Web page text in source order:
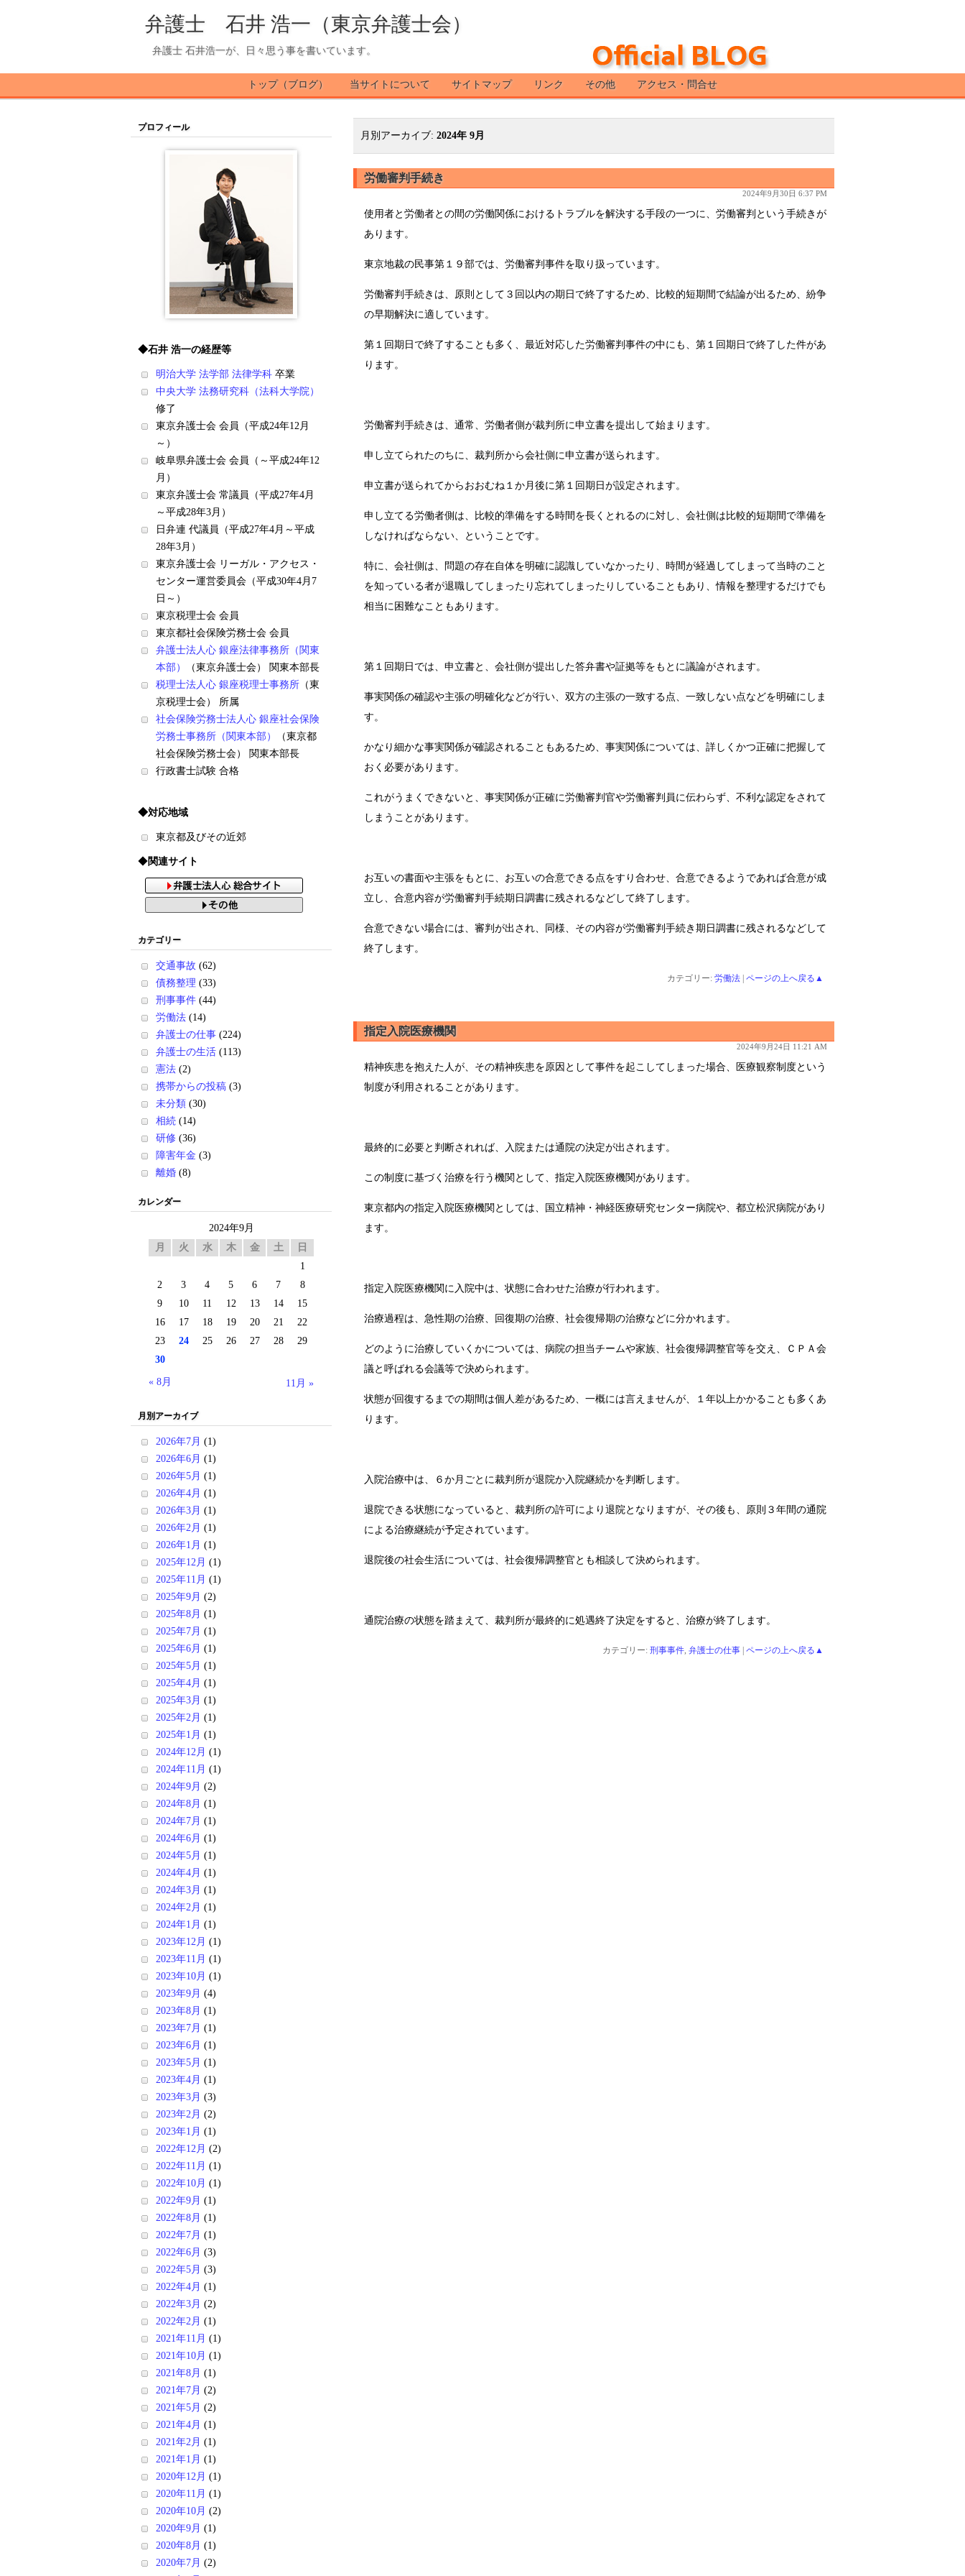
弁護士 石井 浩一（東京弁護士会）
弁護士 石井浩一が、日々思う事を書いています。
トップ（ブログ） 当サイトについて サイトマップ リンク その他 アクセス・問合せ
月別アーカイブ: 2024年 9月
労働審判手続き
2024年9月30日 6:37 PM
使用者と労働者との間の労働関係におけるトラブルを解決する手段の一つに、労働審判という手続きが
あります。
東京地裁の民事第１９部では、労働審判事件を取り扱っています。
労働審判手続きは、原則として３回以内の期日で終了するため、比較的短期間で結論が出るため、紛争
の早期解決に適しています。
第１回期日で終了することも多く、最近対応した労働審判事件の中にも、第１回期日で終了した件があ
ります。
労働審判手続きは、通常、労働者側が裁判所に申立書を提出して始まります。
申し立てられたのちに、裁判所から会社側に申立書が送られます。
申立書が送られてからおおむね１か月後に第１回期日が設定されます。
申し立てる労働者側は、比較的準備をする時間を長くとれるのに対し、会社側は比較的短期間で準備を
しなければならない、ということです。
特に、会社側は、問題の存在自体を明確に認識していなかったり、時間が経過してしまって当時のこと
を知っている者が退職してしまったり忘れてしまったりしていることもあり、情報を整理するだけでも
相当に困難なこともあります。
第１回期日では、申立書と、会社側が提出した答弁書や証拠等をもとに議論がされます。
事実関係の確認や主張の明確化などが行い、双方の主張の一致する点、一致しない点などを明確にしま
す。
かなり細かな事実関係が確認されることもあるため、事実関係については、詳しくかつ正確に把握して
おく必要があります。
これがうまくできないと、事実関係が正確に労働審判官や労働審判員に伝わらず、不利な認定をされて
しまうことがあります。
お互いの書面や主張をもとに、お互いの合意できる点をすり合わせ、合意できるようであれば合意が成
立し、合意内容が労働審判手続期日調書に残されるなどして終了します。
合意できない場合には、審判が出され、同様、その内容が労働審判手続き期日調書に残されるなどして
終了します。
カテゴリー: 労働法 ページの上へ戻る▲
指定入院医療機関
2024年9月24日 11:21 AM
精神疾患を抱えた人が、その精神疾患を原因として事件を起こしてしまった場合、医療観察制度という
制度が利用されることがあります。
最終的に必要と判断されれば、入院または通院の決定が出されます。
この制度に基づく治療を行う機関として、指定入院医療機関があります。
東京都内の指定入院医療機関としては、国立精神・神経医療研究センター病院や、都立松沢病院があり
ます。
指定入院医療機関に入院中は、状態に合わせた治療が行われます。
治療過程は、急性期の治療、回復期の治療、社会復帰期の治療などに分かれます。
どのように治療していくかについては、病院の担当チームや家族、社会復帰調整官等を交え、ＣＰＡ会
議と呼ばれる会議等で決められます。
状態が回復するまでの期間は個人差があるため、一概には言えませんが、１年以上かかることも多くあ
ります。
入院治療中は、６か月ごとに裁判所が退院か入院継続かを判断します。
退院できる状態になっていると、裁判所の許可により退院となりますが、その後も、原則３年間の通院
による治療継続が予定されています。
退院後の社会生活については、社会復帰調整官とも相談して決められます。
通院治療の状態を踏まえて、裁判所が最終的に処遇終了決定をすると、治療が終了します。
カテゴリー: 刑事事件, 弁護士の仕事 ページの上へ戻る▲
プロフィール
◆石井 浩一の経歴等
明治大学 法学部 法律学科 卒業
中央大学 法務研究科（法科大学院）
修了
東京弁護士会 会員（平成24年12月
～）
岐阜県弁護士会 会員（～平成24年12
月）
東京弁護士会 常議員（平成27年4月
～平成28年3月）
日弁連 代議員（平成27年4月～平成
28年3月）
東京弁護士会 リーガル・アクセス・
センター運営委員会（平成30年4月7
日～）
東京税理士会 会員
東京都社会保険労務士会 会員
弁護士法人心 銀座法律事務所（関東
本部）
（東京弁護士会） 関東本部長
税理士法人心 銀座税理士事務所 （東
京税理士会） 所属
社会保険労務士法人心 銀座社会保険
労務士事務所（関東本部）
（東京都
社会保険労務士会） 関東本部長
行政書士試験 合格
◆対応地域
東京都及びその近郊
◆関連サイト
カテゴリー
交通事故 (62)
債務整理 (33)
刑事事件 (44)
労働法 (14)
弁護士の仕事 (224)
弁護士の生活 (113)
憲法 (2)
携帯からの投稿 (3)
未分類 (30)
相続 (14)
研修 (36)
障害年金 (3)
離婚 (8)
カレンダー
2024年9月
月
火 水 木 金 土 日
« 8月 11月 »
1
2
3 4 5 6 7
8
9
10 11 12 13 14
15
16
17 18 19 20 21
22
23
24 25 26 27 28
29
30
月別アーカイブ
2026年7月 (1)
2026年6月 (1)
2026年5月 (1)
2026年4月 (1)
2026年3月 (1)
2026年2月 (1)
2026年1月 (1)
2025年12月 (1)
2025年11月 (1)
2025年9月 (2)
2025年8月 (1)
2025年7月 (1)
2025年6月 (1)
2025年5月 (1)
2025年4月 (1)
2025年3月 (1)
2025年2月 (1)
2025年1月 (1)
2024年12月 (1)
2024年11月 (1)
2024年9月 (2)
2024年8月 (1)
2024年7月 (1)
2024年6月 (1)
2024年5月 (1)
2024年4月 (1)
2024年3月 (1)
2024年2月 (1)
2024年1月 (1)
2023年12月 (1)
2023年11月 (1)
2023年10月 (1)
2023年9月 (4)
2023年8月 (1)
2023年7月 (1)
2023年6月 (1)
2023年5月 (1)
2023年4月 (1)
2023年3月 (3)
2023年2月 (2)
2023年1月 (1)
2022年12月 (2)
2022年11月 (1)
2022年10月 (1)
2022年9月 (1)
2022年8月 (1)
2022年7月 (1)
2022年6月 (3)
2022年5月 (3)
2022年4月 (1)
2022年3月 (2)
2022年2月 (1)
2021年11月 (1)
2021年10月 (1)
2021年8月 (1)
2021年7月 (2)
2021年5月 (2)
2021年4月 (1)
2021年2月 (1)
2021年1月 (1)
2020年12月 (1)
2020年11月 (1)
2020年10月 (2)
2020年9月 (1)
2020年8月 (1)
2020年7月 (2)